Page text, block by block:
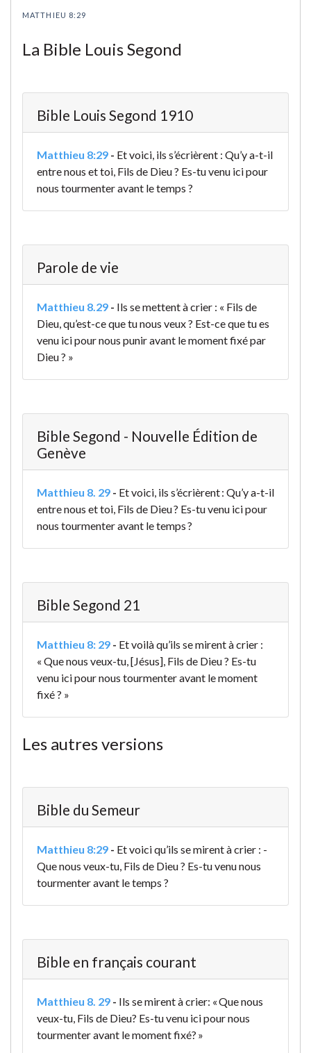
MATTHIEU 8:29
La Bible Louis Segond
Bible Louis Segond 1910
Matthieu 8:29 - Et voici, ils s’écrièrent : Qu’y a-t-il
entre nous et toi, Fils de Dieu ? Es-tu venu ici pour
nous tourmenter avant le temps ?
Parole de vie
Matthieu 8.29 - Ils se mettent à crier : « Fils de
Dieu, qu’est-ce que tu nous veux ? Est-ce que tu es
venu ici pour nous punir avant le moment fixé par
Dieu ? »
Bible Segond - Nouvelle Édition de
Genève
Matthieu 8. 29 - Et voici, ils s’écrièrent : Qu’y a-t-il
entre nous et toi, Fils de Dieu ? Es-tu venu ici pour
nous tourmenter avant le temps ?
Bible Segond 21
Matthieu 8: 29 - Et voilà qu’ils se mirent à crier :
« Que nous veux-tu, [Jésus], Fils de Dieu ? Es-tu
venu ici pour nous tourmenter avant le moment
fixé ? »
Les autres versions
Bible du Semeur
Matthieu 8:29 - Et voici qu’ils se mirent à crier : -
Que nous veux-tu, Fils de Dieu ? Es-tu venu nous
tourmenter avant le temps ?
Bible en français courant
Matthieu 8. 29 - Ils se mirent à crier: « Que nous
veux-tu, Fils de Dieu? Es-tu venu ici pour nous
tourmenter avant le moment fixé? »